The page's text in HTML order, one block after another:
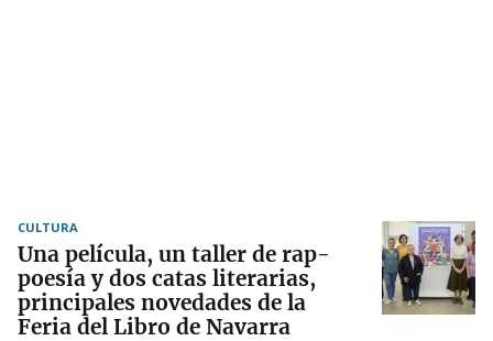
CULTURA
Una película, un taller de rap-
poesía y dos catas literarias,
principales novedades de la
Feria del Libro de Navarra